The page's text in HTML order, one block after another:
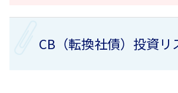
CB（転換社債）投資リ